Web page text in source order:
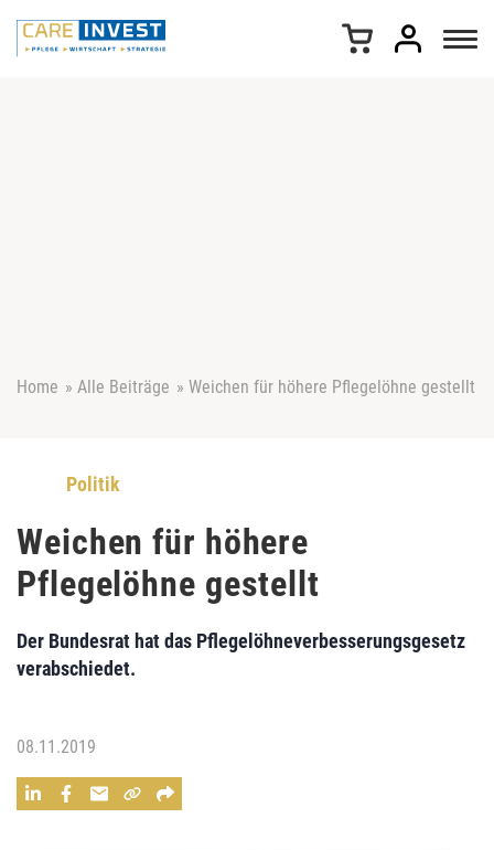
Home » Alle Beiträge » Weichen für höhere Pflegelöhne gestellt
Politik
Weichen für höhere
Pflegelöhne gestellt
Der Bundesrat hat das Pflegelöhneverbesserungsgesetz
verabschiedet.
08.11.2019